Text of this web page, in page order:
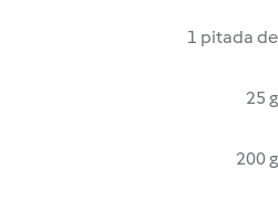
1 pitada de
25 g
200 g